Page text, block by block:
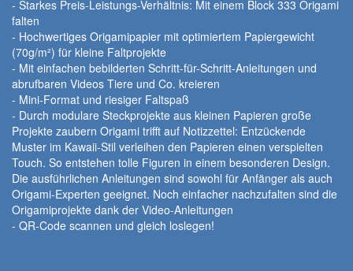
- Starkes Preis-Leistungs-Verhältnis: Mit einem Block 333 Origami
falten
- Hochwertiges Origamipapier mit optimiertem Papiergewicht
(70g/m²) für kleine Faltprojekte
- Mit einfachen bebilderten Schritt-für-Schritt-Anleitungen und
abrufbaren Videos Tiere und Co. kreieren
- Mini-Format und riesiger Faltspaß
- Durch modulare Steckprojekte aus kleinen Papieren große
Projekte zaubern Origami trifft auf Notizzettel: Entzückende
Muster im Kawaii-Stil verleihen den Papieren einen verspielten
Touch. So entstehen tolle Figuren in einem besonderen Design.
Die ausführlichen Anleitungen sind sowohl für Anfänger als auch
Origami-Experten geeignet. Noch einfacher nachzufalten sind die
Origamiprojekte dank der Video-Anleitungen
- QR-Code scannen und gleich loslegen!